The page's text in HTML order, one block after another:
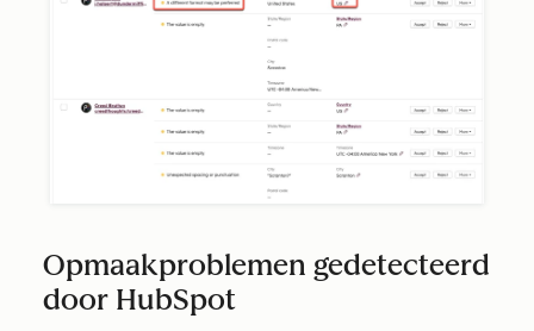
Opmaakproblemen gedetecteerd
door HubSpot